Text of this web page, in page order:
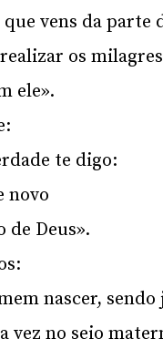
vens da parte
os
ele».
te digo:
novo
de Deus».
nascer, sendo
vez no seio